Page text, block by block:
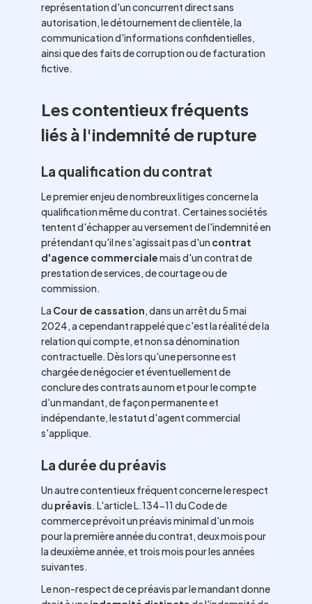
représentation d'un concurrent direct sans
autorisation, le détournement de clientèle, la
communication d'informations confidentielles,
ainsi que des faits de corruption ou de facturation
fictive.
Les contentieux fréquents
liés à l'indemnité de rupture
La qualification du contrat
Le premier enjeu de nombreux litiges concerne la
qualification même du contrat. Certaines sociétés
tentent d'échapper au versement de l'indemnité en
prétendant qu'il ne s'agissait pas d'un contrat
d'agence commercialemais d'un contrat de
prestation de services, de courtage ou de
commission.
La Cour de cassation, dans un arrêt du 5 mai
2024, a cependant rappelé que c'est la réalité de la
relation qui compte, et non sa dénomination
contractuelle. Dès lors qu'une personne est
chargée de négocier et éventuellement de
conclure des contrats au nom et pour le compte
d'un mandant, de façon permanente et
indépendante, le statut d'agent commercial
s'applique.
La durée du préavis
Un autre contentieux fréquent concerne le respect
du préavis. L'article L.134-11 du Code de
commerce prévoit un préavis minimal d'un mois
pour la première année du contrat, deux mois pour
la deuxième année, et trois mois pour les années
suivantes.
Le non-respect de ce préavis par le mandant donne